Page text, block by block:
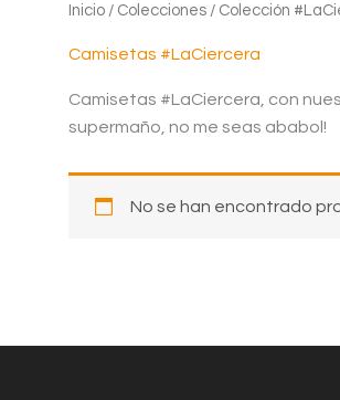
Inicio / Colecciones / Colección
Camisetas #LaCiercera
Camisetas #LaCiercera, con
supermaño, no me seas ababol!
No se han encontrado